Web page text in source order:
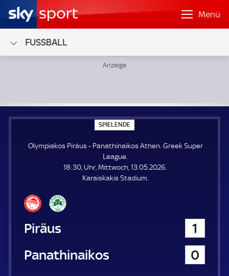
Menü
FUSSBALL
SPIELENDE
P
E
N
E
Olympiakos Piräus - Panathinaikos Athen. Greek Super
League.
18:30, Uhr, Mittwoch, 13.05.2026.
Karaiskakis Stadium.
Olympiakos Piräus
1
Panathinaikos Athen
0